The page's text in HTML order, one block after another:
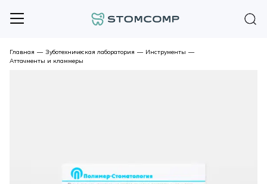
Главная — Зуботехническая лаборатория — Инструменты —
Аттачменты и кламмеры